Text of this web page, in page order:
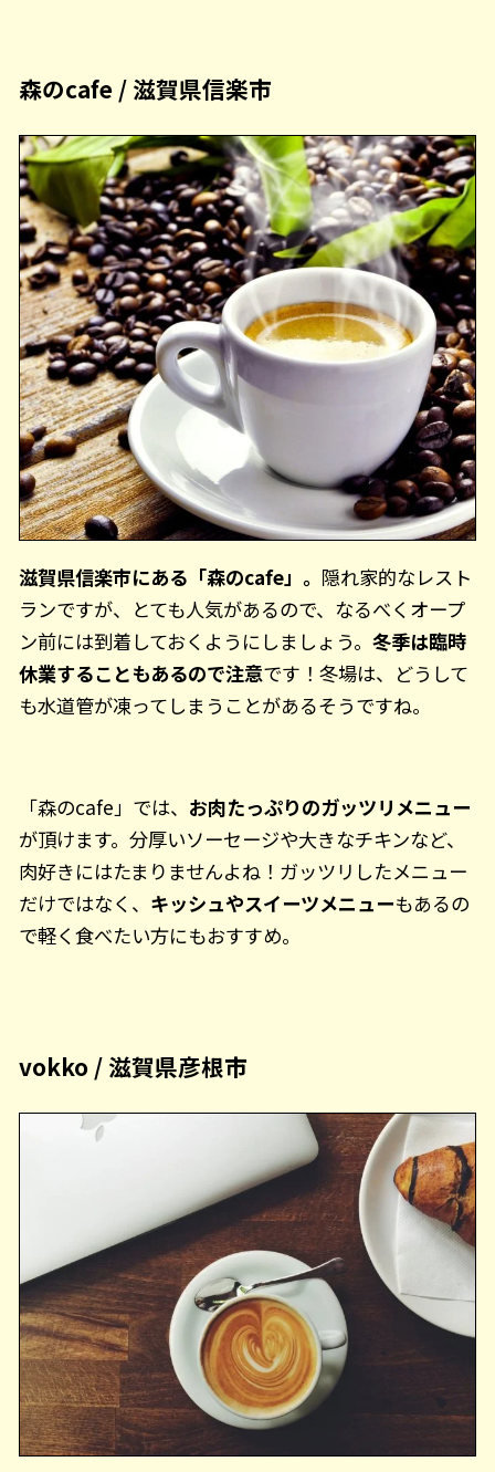
森のcafe / 滋賀県信楽市
滋賀県信楽市にある「森のcafe」。 隠れ家的なレスト
ランですが、とても人気があるので、なるべくオープ
ン前には到着しておくようにしましょう。冬季は臨時
休業することもあるので注意です！冬場は、どうして
も水道管が凍ってしまうことがあるそうですね。
「森のcafe」では、 お肉たっぷりのガッツリメニュー
が頂けます。分厚いソーセージや大きなチキンなど、
肉好きにはたまりませんよね！ガッツリしたメニュー
だけではなく、 キッシュやスイーツメニューもあるの
で軽く食べたい方にもおすすめ。
vokko / 滋賀県彦根市